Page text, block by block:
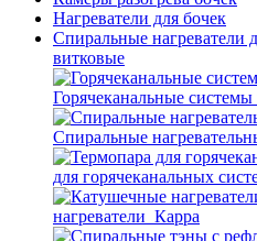
Нагреватели для бочек
Спиральные нагреватели
витковые
Горячеканальные
Спиральные
для горячеканальных
нагреватели_Карра